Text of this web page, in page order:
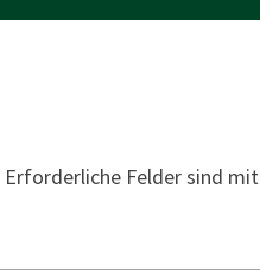
Erforderliche Felder sind mit